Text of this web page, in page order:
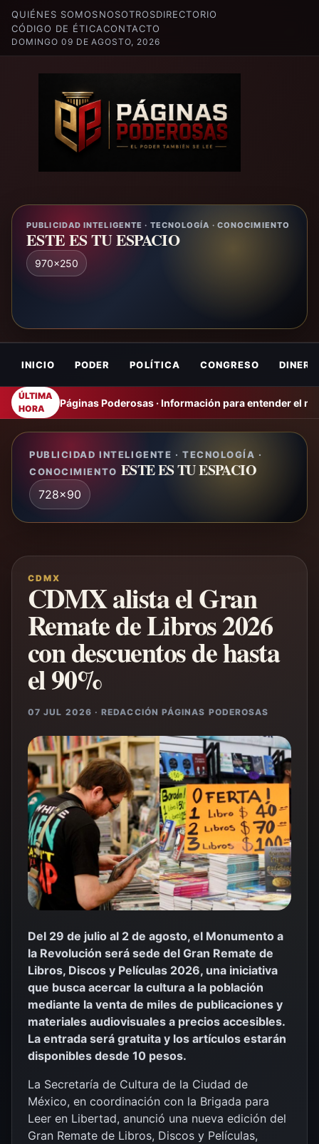
QUIÉNES SOMOSNOSOTROSDIRECTORIO
CÓDIGO DE ÉTICACONTACTO
DOMINGO 09 DE AGOSTO, 2026
PUBLICIDAD INTELIGENTE · TECNOLOGÍA · CONOCIMIENTO
ESTE ES TU ESPACIO
970x250
INICIO PODER POLÍTICA CONGRESO DINERO
ÚLTIMA
HORA
Páginas Poderosas · Información para entender el
PUBLICIDAD INTELIGENTE · TECNOLOGÍA ·
CONOCIMIENTO ESTE ES TU ESPACIO
728x90
CDMX
CDMX alista el Gran
Remate de Libros 2026
con descuentos de hasta
el 90%
07 JUL 2026 · REDACCIÓN PÁGINAS PODEROSAS
Del 29 de julio al 2 de agosto, el Monumento a
la Revolución será sede del Gran Remate de
Libros, Discos y Películas 2026, una iniciativa
que busca acercar la cultura a la población
mediante la venta de miles de publicaciones y
materiales audiovisuales a precios accesibles.
La entrada será gratuita y los artículos estarán
disponibles desde 10 pesos.
La Secretaría de Cultura de la Ciudad de
México, en coordinación con la Brigada para
Leer en Libertad, anunció una nueva edición del
Gran Remate de Libros, Discos y Películas,